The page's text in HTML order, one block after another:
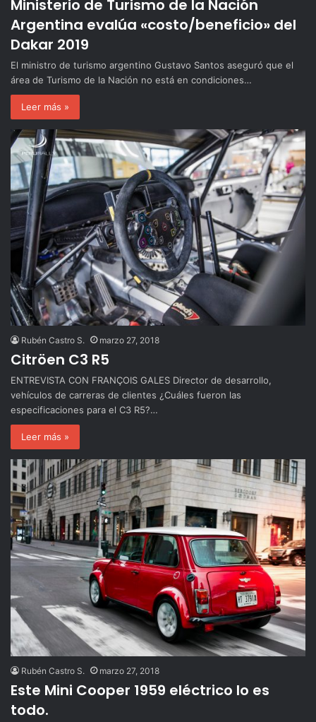
Ministerio de Turismo de la Nación
Argentina evalúa «costo/beneficio» del
Dakar 2019
El ministro de turismo argentino Gustavo Santos aseguró que el
área de Turismo de la Nación no está en condiciones…
Leer más »
Rubén Castro S. marzo 27, 2018
Citröen C3 R5
ENTREVISTA CON FRANÇOIS GALES Director de desarrollo,
vehículos de carreras de clientes ¿Cuáles fueron las
especificaciones para el C3 R5?…
Leer más »
Rubén Castro S. marzo 27, 2018
Este Mini Cooper 1959 eléctrico lo es
todo.